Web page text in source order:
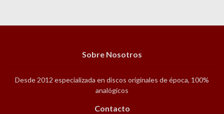
Sobre Nosotros
Desde 2012 especializada en discos originales de época, 100%
analógicos
Contacto